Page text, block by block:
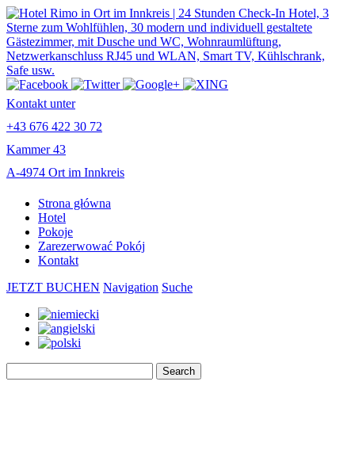
Kontakt unter
+43 676 422 30 72
Kammer 43
A-4974 Ort im Innkreis
Strona główna
Hotel
Pokoje
Zarezerwować Pokój
Kontakt
JETZT BUCHEN Navigation Suche
for: